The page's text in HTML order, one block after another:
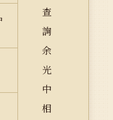
查
詢
余
光
中
相